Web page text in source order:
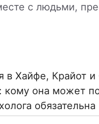
с людьми,
в Хайфе, Крайот
обязательна